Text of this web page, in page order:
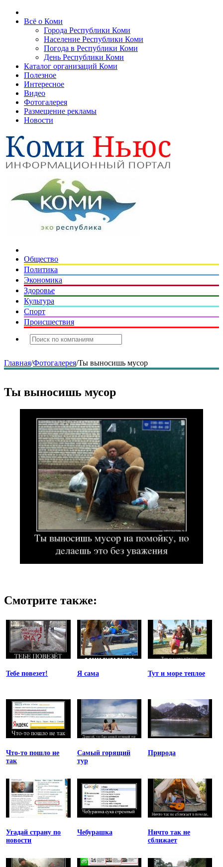
Всё о Коми
Города Республики Коми
Население Республики Коми
Погода в Республики Коми
День Республики Коми
Каталог организаций Коми
Полезное
Интересное
Видео
Фотогалерея
Размещение рекламы
Новости
Общество
Политика
Экономика
Здоровье
Культура
Спорт
Происшествия
Главная/Фотогалерея/Ты выносишь мусор
Ты выносишь мусор
Смотрите также:
Тебе повезет! Я сама Тут и море теплое
Что-то пошло не
так
Самый горящий
тур
Природа
Угадай страну по
новости
Чебурашка
Ничто так не
сближает